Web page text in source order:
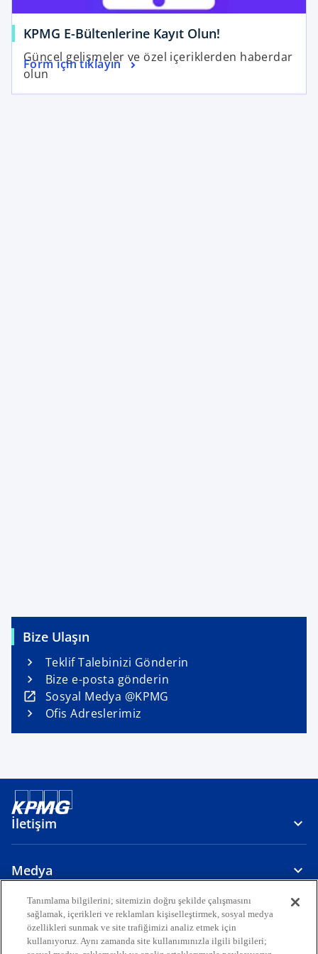
KPMG E-Bültenlerine Kayıt Olun!
Güncel gelişmeler ve özel içeriklerden haberdar
olun
Form için tıklayın
Bize Ulaşın
Teklif Talebinizi Gönderin
Bize e-posta gönderin
Sosyal Medya @KPMG
o
p
e
i
n
a
n
e
w
t
a
b
Ofis Adreslerimiz
İletişim
Medya
Hakkımızda
o o o o o
Tanımlama bilgilerini; sitemizin doğru şekilde çalışmasını
sağlamak, içerikleri ve reklamları kişiselleştirmek, sosyal medya
özellikleri sunmak ve site trafiğimizi analiz etmek için
kullanıyoruz. Aynı zamanda site kullanımınızla ilgili bilgileri;